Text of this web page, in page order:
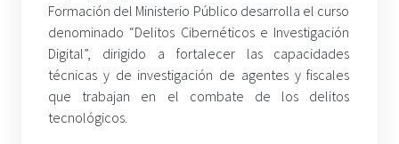
Formación del Ministerio Público desarrolla el curso
denominado “Delitos Cibernéticos e Investigación
Digital”, dirigido a fortalecer las capacidades
técnicas y de investigación de agentes y fiscales
que trabajan en el combate de los delitos
tecnológicos.